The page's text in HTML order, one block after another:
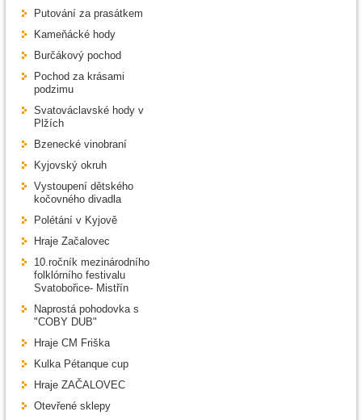
Putování za prasátkem
Kameňácké hody
Burčákový pochod
Pochod za krásami
podzimu
Svatováclavské hody v
Plžích
Bzenecké vinobraní
Kyjovský okruh
Vystoupení dětského
kočovného divadla
Polétání v Kyjově
Hraje Začalovec
10.ročník mezinárodního
folklórního festivalu
Svatobořice- Mistřín
Naprostá pohodovka s
"COBY DUB"
Hraje CM Friška
Kulka Pétanque cup
Hraje ZAČALOVEC
Otevřené sklepy